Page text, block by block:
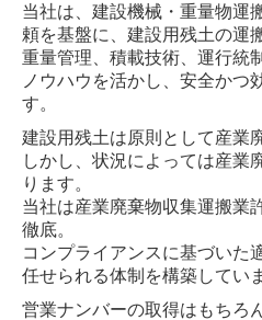
車両・機材一覧
車両紹介
河津で働く・暮らす
採用情報
採用情報
当社は、建設機械・重量物運
頼を基盤に、建設用残土の運
重量管理、積載技術、運行
ノウハウを活かし、安全かつ
す。
建設用残土は原則として産業
しかし、状況によっては産業
ります。
当社は産業廃棄物収集運搬業
徹底。
コンプライアンスに基づいた
任せられる体制を構築してい
営業ナンバーの取得はもちろ